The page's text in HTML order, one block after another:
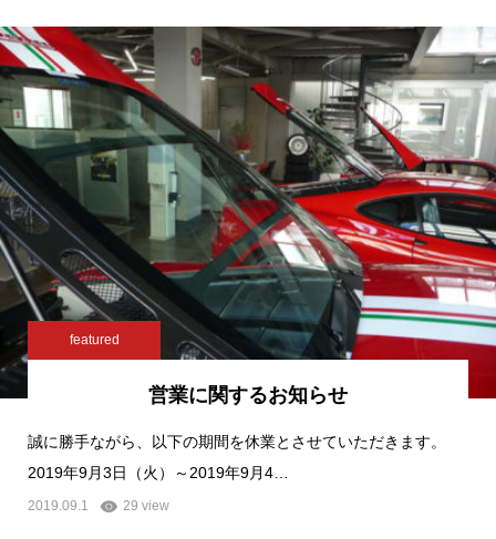
featured
営業に関するお知らせ
誠に勝手ながら、以下の期間を休業とさせていただきます。
2019年9月3日（火）～2019年9月4…
2019.09.1 29 view